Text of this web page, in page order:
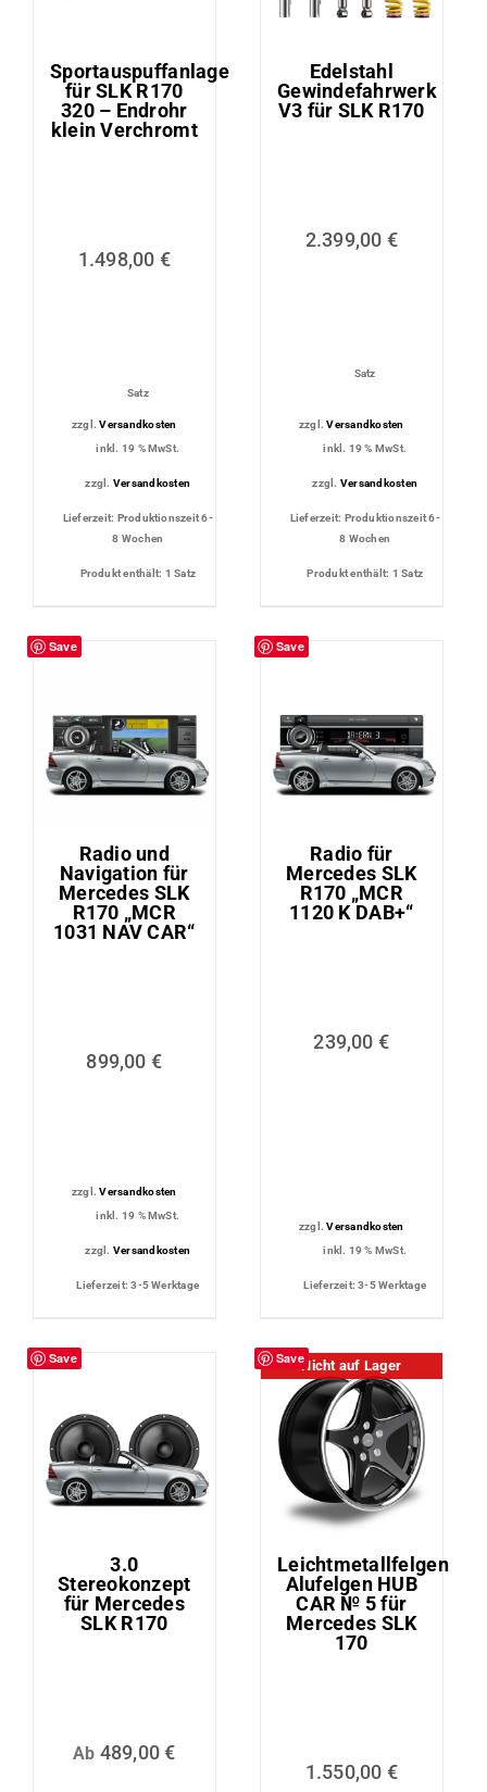
Sportauspuffanlage
für SLK R170
320 – Endrohr
klein Verchromt
1.498,00 €
Satz
zzgl.Versandkosten
inkl. 19 % MwSt.
zzgl. Versandkosten
Lieferzeit: Produktionszeit 6-
8 Wochen
Produkt enthält: 1Satz
Edelstahl
Gewindefahrwerk
V3 für SLK R170
2.399,00 €
Satz
zzgl.Versandkosten
inkl. 19 % MwSt.
zzgl. Versandkosten
Lieferzeit: Produktionszeit 6-
8 Wochen
Produkt enthält: 1Satz
Save
Radio und
Navigation für
Mercedes SLK
R170 „MCR
1031 NAV CAR“
899,00 €
zzgl.Versandkosten
inkl. 19 % MwSt.
zzgl. Versandkosten
Lieferzeit:3-5 Werktage
Save
Radio für
Mercedes SLK
R170 „MCR
1120 K DAB+“
239,00 €
zzgl.Versandkosten
inkl. 19 % MwSt.
Lieferzeit:3-5 Werktage
Save
3.0
Stereokonzept
für Mercedes
SLK R170
Ab 489,00€
Save
Nicht auf Lager
Leichtmetallfelgen
Alufelgen HUB
CAR № 5 für
Mercedes SLK
170
1.550,00 €